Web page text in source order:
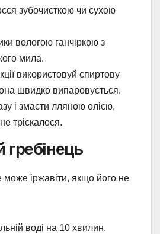
зубочисткою чи сухою
вологою ганчіркою з
мила.
використовуй спиртову
швидко випаровується.
і змасти лляною олією,
тріскалося.
може іржавіти, якщо його не
воді на 10 хвилин.